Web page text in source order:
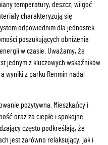
temperatury, deszcz, wilgoć
charakteryzują się
odpowiednim dla jednostek
poszukujących obniżenia
w czasie. Uważamy, że
jednym z kluczowych wskaźników
wyniki z parku Renmin nadal
pozytywna. Mieszkańcy i
oraz za ciepłe i spokojne
często podkreślają, że
jest zarówno relaksujący, jak i